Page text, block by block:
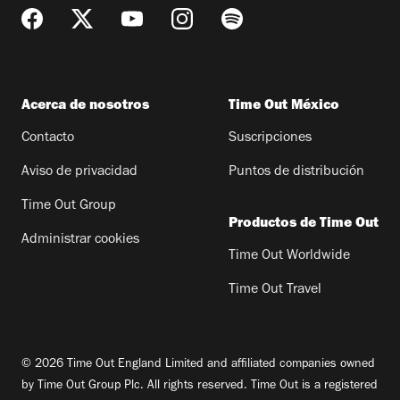
Acerca de nosotros
Contacto
Aviso de privacidad
Time Out Group
Administrar cookies
Time Out México
Suscripciones
Puntos de distribución
Productos de Time Out
Time Out Worldwide
Time Out Travel
© 2026 Time Out England Limited and affiliated companies owned
by Time Out Group Plc. All rights reserved. Time Out is a registered